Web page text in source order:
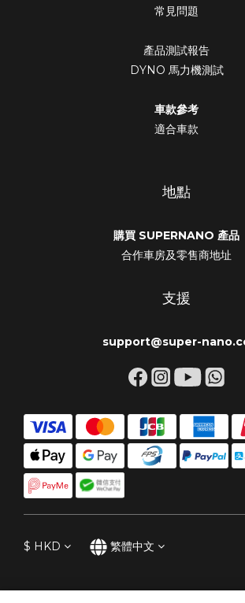
常見問題
產品測試報告
DYNO 馬力機測試
車款參考
適合車款
地點
購買 SUPERNANO 產品
合作車房及零售商地址
支援
support@super-
$ HKD 繁體中文